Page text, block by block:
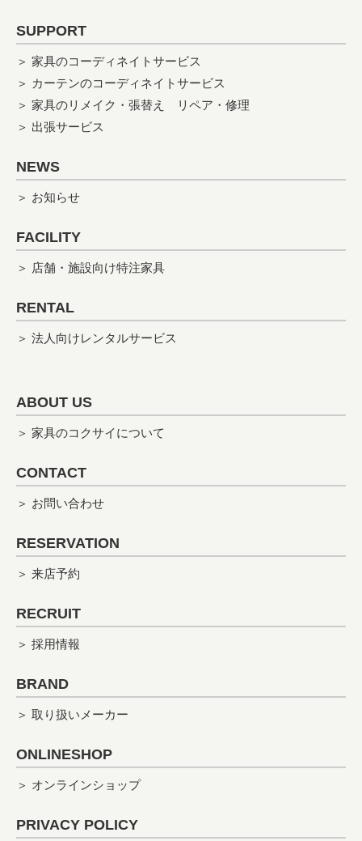
SUPPORT
＞ 家具のコーディネイトサービス
＞ カーテンのコーディネイトサービス
＞ 家具のリメイク・張替え
リペア・修理
＞ 出張サービス
NEWS
＞ お知らせ
FACILITY
＞ 店舗・施設向け特注家具
RENTAL
＞ 法人向けレンタルサービス
ABOUT US
＞ 家具のコクサイについて
CONTACT
＞ お問い合わせ
RESERVATION
＞ 来店予約
RECRUIT
＞ 採用情報
BRAND
＞ 取り扱いメーカー
ONLINESHOP
＞ オンラインショップ
PRIVACY POLICY